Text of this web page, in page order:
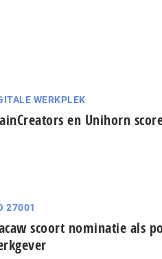
WERKPLEK
en Unihorn
27001
scoort nominatie als